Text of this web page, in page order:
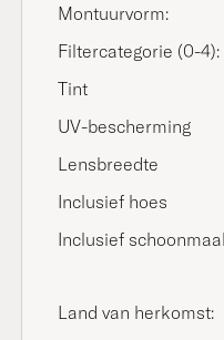
Montuurvorm:
Filtercategorie (0-4):
Tint
UV-bescherming
Lensbreedte
Inclusief hoes
Inclusief
Land van herkomst: